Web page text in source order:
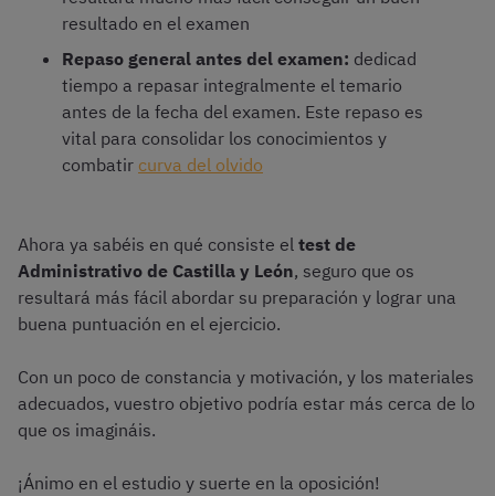
resultado en el examen
Repaso general antes del examen: dedicad
tiempo a repasar integralmente el temario
antes de la fecha del examen. Este repaso es
vital para consolidar los conocimientos y
combatir curva del olvido
Ahora ya sabéis en qué consiste el test de
Administrativo de Castilla y León, seguro que os
resultará más fácil abordar su preparación y lograr una
buena puntuación en el ejercicio.
Con un poco de constancia y motivación, y los materiales
adecuados, vuestro objetivo podría estar más cerca de lo
que os imagináis.
¡Ánimo en el estudio y suerte en la oposición!